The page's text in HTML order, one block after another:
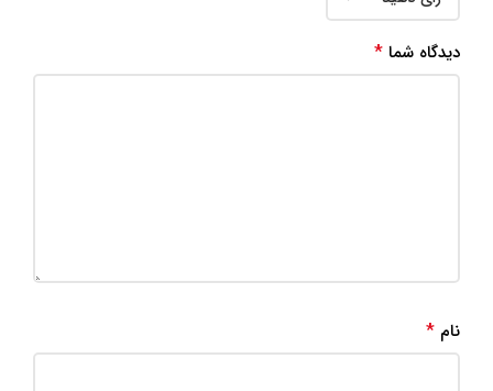
دیدگاه شما *
نام *